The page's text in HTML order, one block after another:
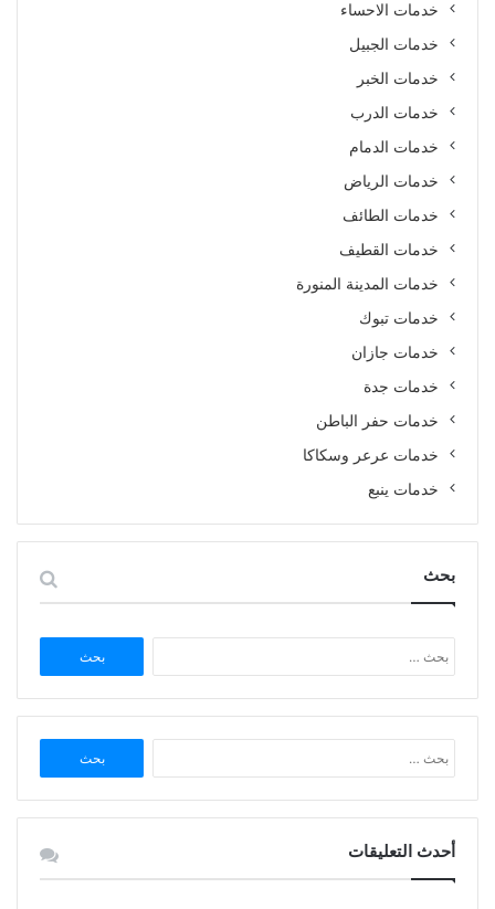
خدمات الاحساء
خدمات الجبيل
خدمات الخبر
خدمات الدرب
خدمات الدمام
خدمات الرياض
خدمات الطائف
خدمات القطيف
خدمات المدينة المنورة
خدمات تبوك
خدمات جازان
خدمات جدة
خدمات حفر الباطن
خدمات عرعر وسكاكا
خدمات ينبع
بحث
عن:
عن:
أحدث التعليقات